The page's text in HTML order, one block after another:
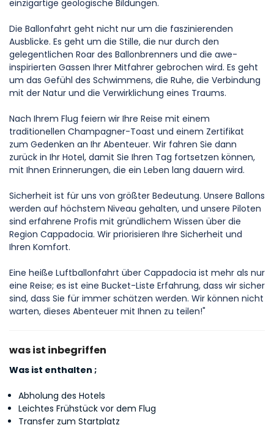
einzigartige geologische Bildungen.
Die Ballonfahrt geht nicht nur um die faszinierenden
Ausblicke. Es geht um die Stille, die nur durch den
gelegentlichen Roar des Ballonbrenners und die awe-
inspirierten Gassen Ihrer Mitfahrer gebrochen wird. Es geht
um das Gefühl des Schwimmens, die Ruhe, die Verbindung
mit der Natur und die Verwirklichung eines Traums.
Nach Ihrem Flug feiern wir Ihre Reise mit einem
traditionellen Champagner-Toast und einem Zertifikat
zum Gedenken an Ihr Abenteuer. Wir fahren Sie dann
zurück in Ihr Hotel, damit Sie Ihren Tag fortsetzen können,
mit Ihnen Erinnerungen, die ein Leben lang dauern wird.
Sicherheit ist für uns von größter Bedeutung. Unsere Ballons
werden auf höchstem Niveau gehalten, und unsere Piloten
sind erfahrene Profis mit gründlichem Wissen über die
Region Cappadocia. Wir priorisieren Ihre Sicherheit und
Ihren Komfort.
Eine heiße Luftballonfahrt über Cappadocia ist mehr als nur
eine Reise; es ist eine Bucket-Liste Erfahrung, dass wir sicher
sind, dass Sie für immer schätzen werden. Wir können nicht
warten, dieses Abenteuer mit Ihnen zu teilen!"
was ist inbegriffen
Was ist enthalten ;
Abholung des Hotels
Leichtes Frühstück vor dem Flug
Transfer zum Startplatz